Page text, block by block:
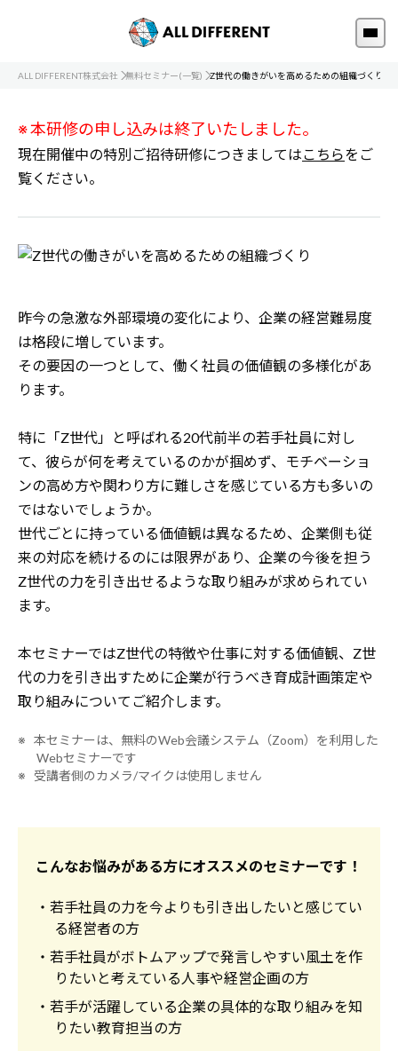
ALL DIFFERENT株式会社 無料セミナー(一覧) Z世代の働きがいを高めるための組織づくり
※ 本研修の申し込みは終了いたしました。
現在開催中の特別ご招待研修につきましてはこちらをご
覧ください。
昨今の急激な外部環境の変化により、企業の経営難易度
は格段に増しています。
その要因の一つとして、働く社員の価値観の多様化があ
ります。
特に「Z世代」と呼ばれる20代前半の若手社員に対し
て、彼らが何を考えているのかが掴めず、モチベーショ
ンの高め方や関わり方に難しさを感じている方も多いの
ではないでしょうか。
世代ごとに持っている価値観は異なるため、企業側も従
来の対応を続けるのには限界があり、企業の今後を担う
Z世代の力を引き出せるような取り組みが求められてい
ます。
本セミナーではZ世代の特徴や仕事に対する価値観、Z世
代の力を引き出すために企業が行うべき育成計画策定や
取り組みについてご紹介します。
※ 本セミナーは、無料のWeb会議システム（Zoom）を利用した
Webセミナーです
※ 受講者側のカメラ/マイクは使用しません
こんなお悩みがある方にオススメのセミナーです！
・若手社員の力を今よりも引き出したいと感じてい
る経営者の方
・若手社員がボトムアップで発言しやすい風土を作
りたいと考えている人事や経営企画の方
・若手が活躍している企業の具体的な取り組みを知
りたい教育担当の方